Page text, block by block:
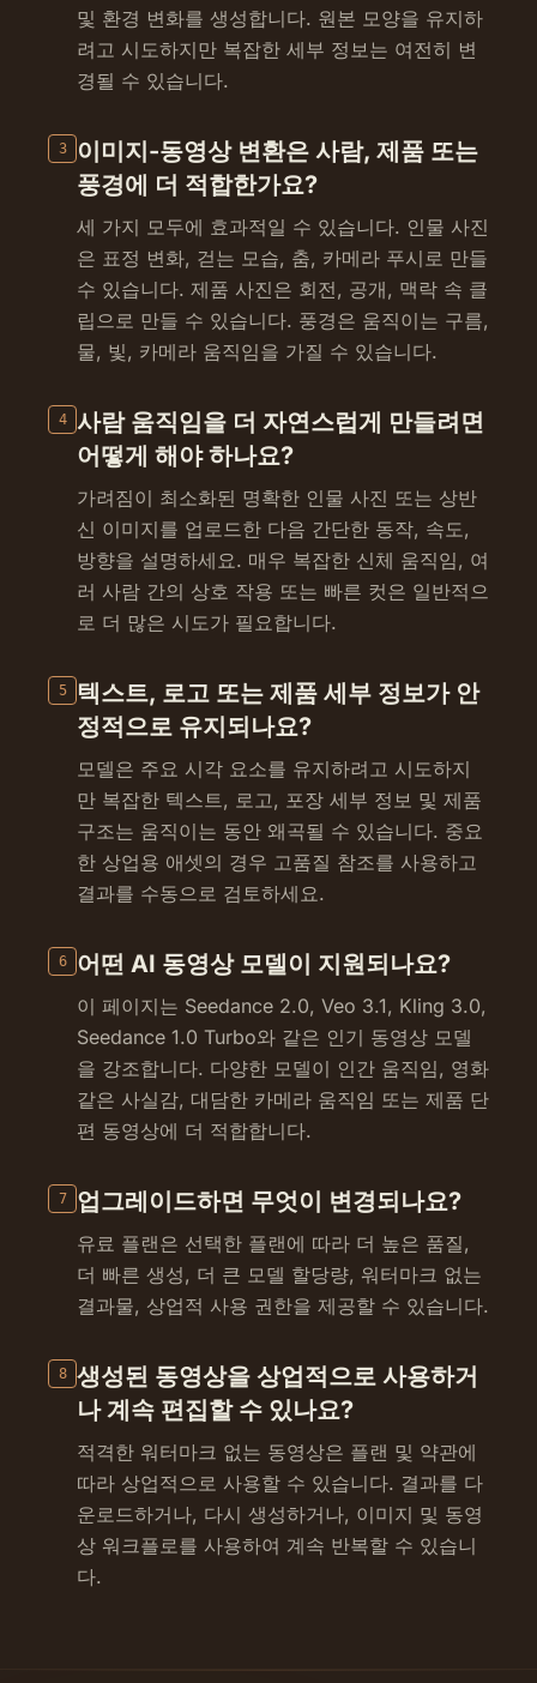
및 환경 변화를 생성합니다. 원본 모양을 유지하
려고 시도하지만 복잡한 세부 정보는 여전히 변
경될 수 있습니다.
3
이미지-동영상 변환은 사람, 제품 또는
풍경에 더 적합한가요?
세 가지 모두에 효과적일 수 있습니다. 인물 사진
은 표정 변화, 걷는 모습, 춤, 카메라 푸시로 만들
수 있습니다. 제품 사진은 회전, 공개, 맥락 속 클
립으로 만들 수 있습니다. 풍경은 움직이는 구름,
물, 빛, 카메라 움직임을 가질 수 있습니다.
4
사람 움직임을 더 자연스럽게 만들려면
어떻게 해야 하나요?
가려짐이 최소화된 명확한 인물 사진 또는 상반
신 이미지를 업로드한 다음 간단한 동작, 속도,
방향을 설명하세요. 매우 복잡한 신체 움직임, 여
러 사람 간의 상호 작용 또는 빠른 컷은 일반적으
로 더 많은 시도가 필요합니다.
5
텍스트, 로고 또는 제품 세부 정보가 안
정적으로 유지되나요?
모델은 주요 시각 요소를 유지하려고 시도하지
만 복잡한 텍스트, 로고, 포장 세부 정보 및 제품
구조는 움직이는 동안 왜곡될 수 있습니다. 중요
한 상업용 애셋의 경우 고품질 참조를 사용하고
결과를 수동으로 검토하세요.
6 어떤 AI 동영상 모델이 지원되나요?
이 페이지는 Seedance 2.0, Veo 3.1, Kling 3.0,
Seedance 1.0 Turbo와 같은 인기 동영상 모델
을 강조합니다. 다양한 모델이 인간 움직임, 영화
같은 사실감, 대담한 카메라 움직임 또는 제품 단
편 동영상에 더 적합합니다.
7 업그레이드하면 무엇이 변경되나요?
유료 플랜은 선택한 플랜에 따라 더 높은 품질,
더 빠른 생성, 더 큰 모델 할당량, 워터마크 없는
결과물, 상업적 사용 권한을 제공할 수 있습니다.
8
생성된 동영상을 상업적으로 사용하거
나 계속 편집할 수 있나요?
적격한 워터마크 없는 동영상은 플랜 및 약관에
따라 상업적으로 사용할 수 있습니다. 결과를 다
운로드하거나, 다시 생성하거나, 이미지 및 동영
상 워크플로를 사용하여 계속 반복할 수 있습니
다.